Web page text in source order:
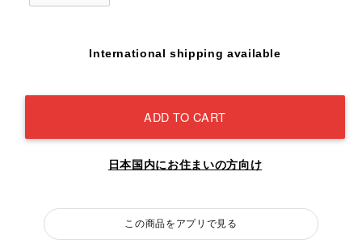
International shipping available
ADD TO CART
日本国内にお住まいの方向け
この商品をアプリで見る